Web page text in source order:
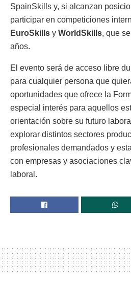
SpainSkills y, si alcanzan
participar en competiciones
EuroSkills y WorldSkills, que
años.
El evento será de acceso libre
para cualquier persona que
oportunidades que ofrece la
especial interés para aquellos
orientación sobre su futuro
explorar distintos sectores
profesionales demandados y
con empresas y asociaciones
laboral.